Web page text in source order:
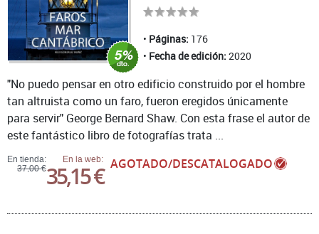
Páginas: 176
Fecha de edición: 2020
En tienda:
37,00 €
En la web:
35,15 € AGOTADO/DESCATALOGADO
"No puedo pensar en otro edificio construido por el hombre
tan altruista como un faro, fueron eregidos únicamente
para servir" George Bernard Shaw. Con esta frase el autor de
este fantástico libro de fotografías trata ...